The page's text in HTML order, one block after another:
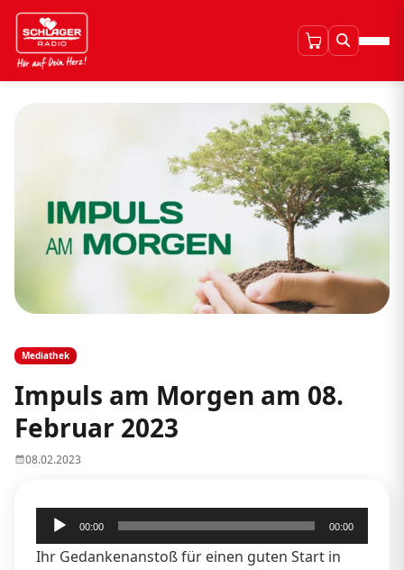
Mediathek
Impuls am Morgen am 08.
Februar 2023
08.02.2023
Audio-
Player
00:00 00:00
Ihr Gedankenanstoß für einen guten Start in